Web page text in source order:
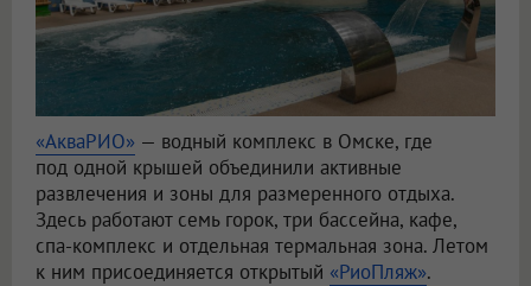
«АкваРИО» — водный комплекс в Омске, где
под одной крышей объединили активные
развлечения и зоны для размеренного отдыха.
Здесь работают семь горок, три бассейна, кафе,
спа-комплекс и отдельная термальная зона. Летом
к ним присоединяется открытый «РиоПляж».